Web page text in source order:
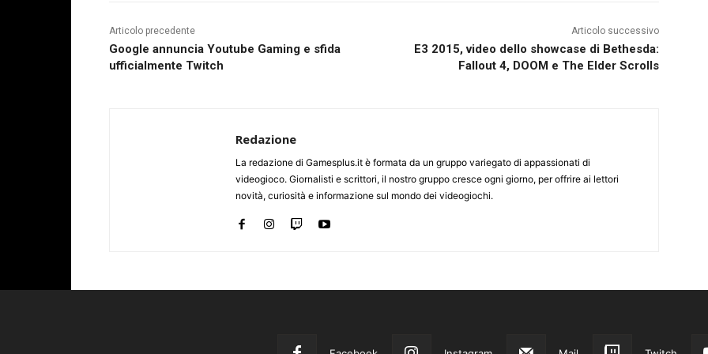
Articolo precedente
Google annuncia Youtube Gaming e sfida
ufficialmente Twitch
Articolo successivo
E3 2015, video dello showcase di Bethesda:
Fallout 4, DOOM e The Elder Scrolls
Redazione
La redazione di Gamesplus.it è formata da un gruppo variegato di appassionati di
videogioco. Giornalisti e scrittori, il nostro gruppo cresce ogni giorno, per offrire ai lettori
novità, curiosità e informazione sul mondo dei videogiochi.